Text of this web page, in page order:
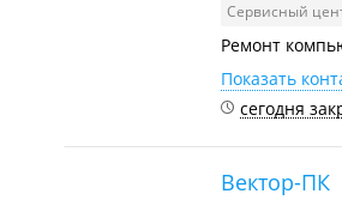
Сервисный
Ремонт
Показать
сегодня
Вектор-ПК